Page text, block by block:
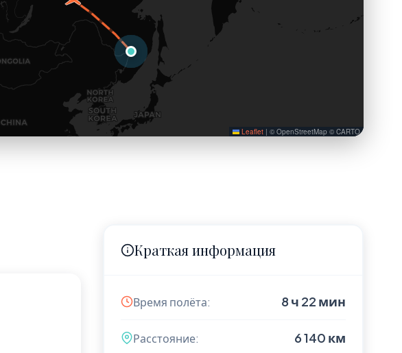
Leaflet | © OpenStreetMap © CARTO
Краткая информация
Время полёта: 8 ч 22 мин
Расстояние: 6 140 км